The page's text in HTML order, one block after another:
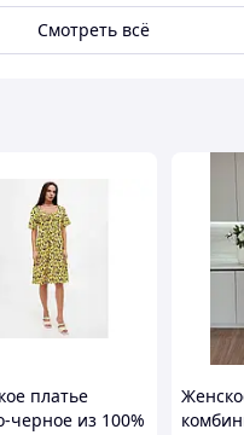
Смотреть всё
платье
черное из 100%